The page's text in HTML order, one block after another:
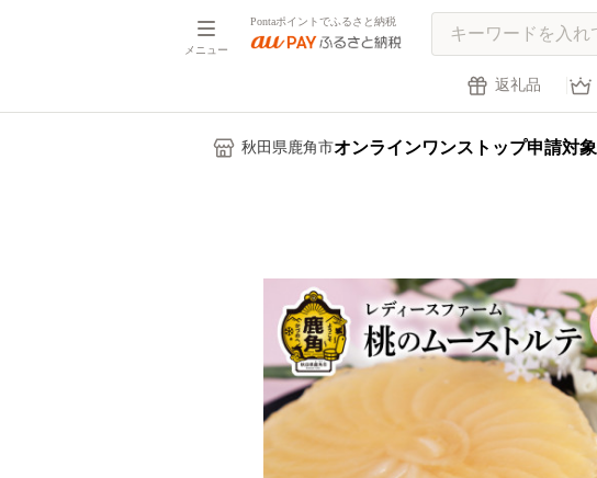
メニュー
Pontaポイントでふるさと納税
返礼品
秋田県鹿角市オンラインワンストップ申請対象